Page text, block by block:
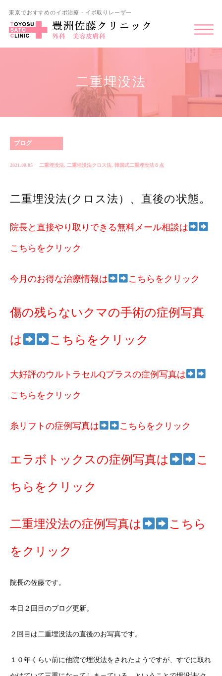
東京でおすすめのイボ治療・イボ取りレーザー
二重埋没法
ブログ
2021.08.05 二重埋没法, 二重埋没法クロス法, 韓国式二重埋没法６点
二重埋没法(クロス法）、直後の状態。
院長と直接やり取りできる無料メール相談は
こちらをクリック
今月のお得な治療情報は こちらをクリック
傷の残らないクマの手術の症例写真
は こちらをクリック
大好評のウルトラセルQプラスの症例写真は
こちらをクリック
糸リフトの症例写真は こちらをクリック
エラボトックスの症例写真は こ
ちらをクリック
二重埋没法の症例写真は こちら
をクリック
院長の佐藤です。
本日２回目のブログ更新。
２回目は二重埋没法の直後のお写真です。
１０年くらい前に他院で埋没法をされたようですが、すでに取れ